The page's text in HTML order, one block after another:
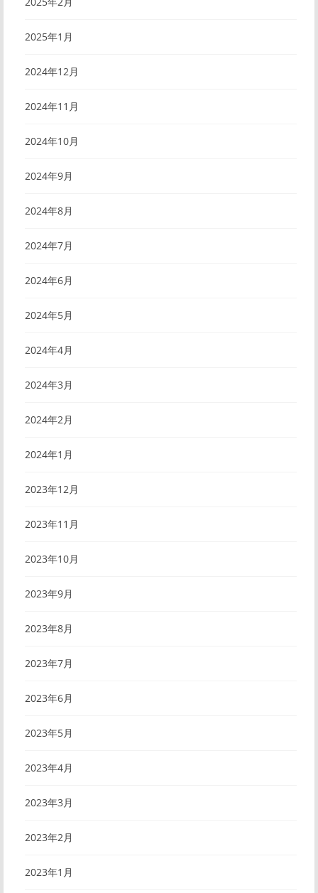
2025年1月
2024年12月
2024年11月
2024年10月
2024年9月
2024年8月
2024年7月
2024年6月
2024年5月
2024年4月
2024年3月
2024年2月
2024年1月
2023年12月
2023年11月
2023年10月
2023年9月
2023年8月
2023年7月
2023年6月
2023年5月
2023年4月
2023年3月
2023年2月
2023年1月